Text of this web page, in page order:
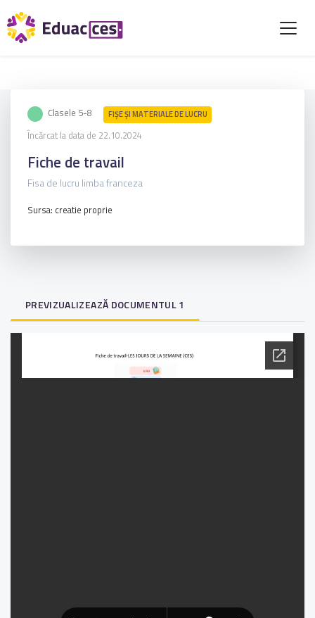
Clasele 5-8 FIŞE ŞI MATERIALE DE LUCRU
Încărcat la data de 22.10.2024
Fiche de travail
Fisa de lucru limba franceza
Sursa: creatie proprie
PREVIZUALIZEAZĂ DOCUMENTUL 1